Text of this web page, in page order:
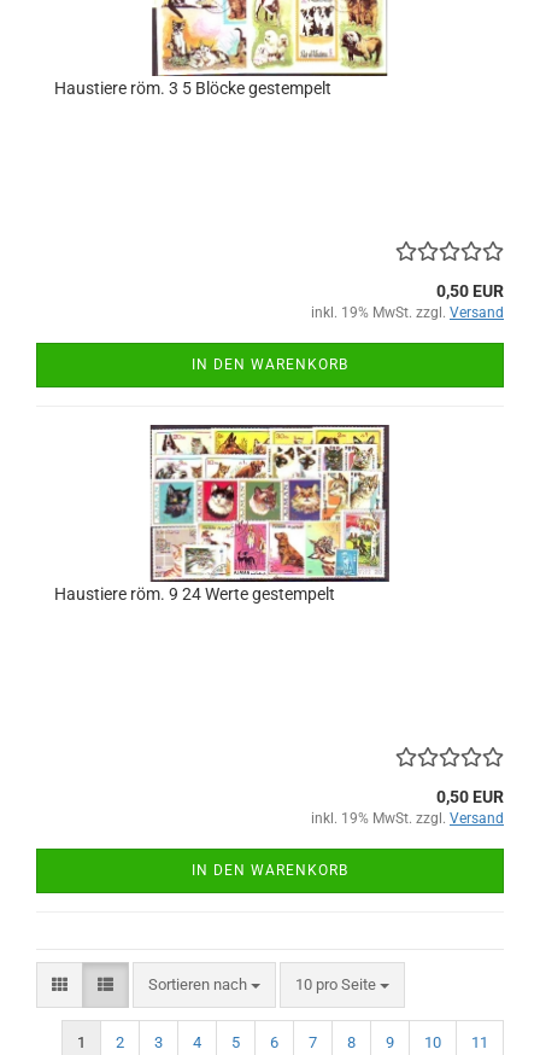
Haustiere röm. 3 5 Blöcke gestempelt
0,50 EUR
inkl. 19% MwSt. zzgl. Versand
IN DEN WARENKORB
Haustiere röm. 9 24 Werte gestempelt
0,50 EUR
inkl. 19% MwSt. zzgl. Versand
IN DEN WARENKORB
Sortieren nach
Sortieren nach 10 pro Seite
pro Seite
1 2 3 4 5 6 7 8 9 10 11